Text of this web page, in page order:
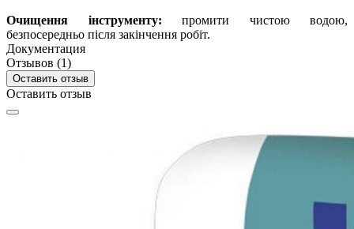
Очищення інструменту: промити чистою водою,
безпосередньо після закінчення робіт.
Документация
Отзывов (1)
Оставить отзыв
Оставить отзыв